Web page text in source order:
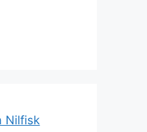
Nilfisk